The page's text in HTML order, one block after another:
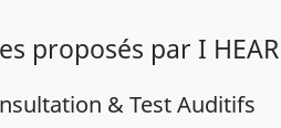
proposés par I
& Test Auditifs